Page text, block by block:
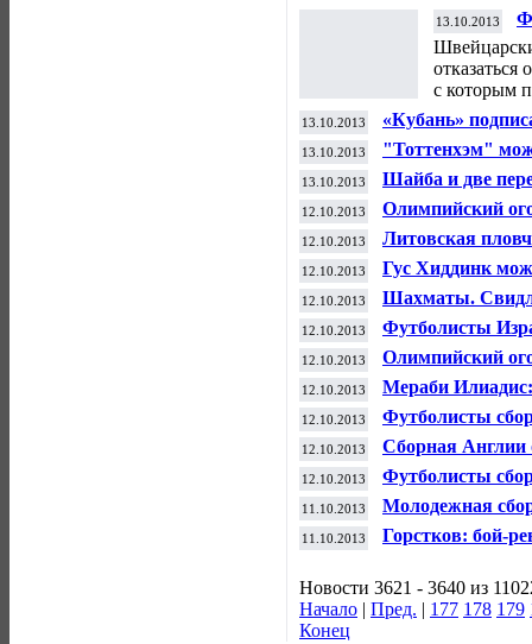
13.10.2013
отказаться
с которым
13.10.2013 «Кубань»
13.10.2013
"Тоттенхэм"
13.10.2013
Шайба и две
обыграть
12.10.2013 Олимпийский
12.10.2013 Литовская
12.10.2013
Гус Хиддинк
футболу
12.10.2013 Шахматы.
12.10.2013 Футболисты
12.10.2013 Олимпийский
12.10.2013
Мераби
Олимпийских
12.10.2013
Футболисты
Австралии в
12.10.2013
Сборная Англии
отборочном
12.10.2013
Футболисты
турнир
11.10.2013
Молодежная
Болгарии в
11.10.2013
Горстков: бой-
Новости 3621 - 3640 из
Начало | Пред. | 177 178 179
Конец